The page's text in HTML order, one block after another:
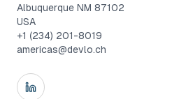
Albuquerque NM 87102
USA
+1 (234) 201-8019
americas@devlo.ch